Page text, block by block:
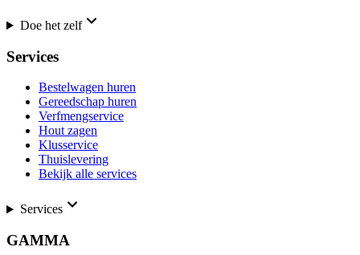
Doe het zelf
Services
Bestelwagen huren
Gereedschap huren
Verfmengservice
Hout zagen
Klusservice
Thuislevering
Bekijk alle services
Services
GAMMA